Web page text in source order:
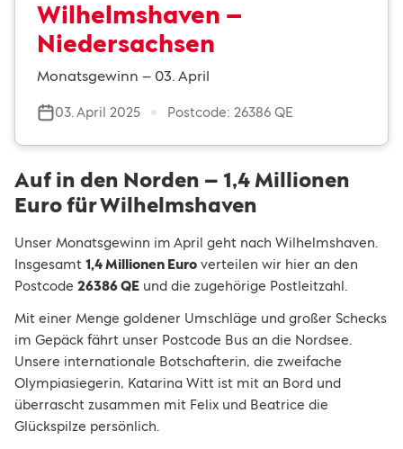
Wilhelmshaven –
Niedersachsen
Monatsgewinn – 03. April
03. April 2025 Postcode: 26386 QE
Auf in den Norden – 1,4 Millionen
Euro für Wilhelmshaven
Unser Monatsgewinn im April geht nach Wilhelmshaven.
Insgesamt 1,4 Millionen Euro verteilen wir hier an den
Postcode 26386 QE und die zugehörige Postleitzahl.
Mit einer Menge goldener Umschläge und großer Schecks
im Gepäck fährt unser Postcode Bus an die Nordsee.
Unsere internationale Botschafterin, die zweifache
Olympiasiegerin, Katarina Witt ist mit an Bord und
überrascht zusammen mit Felix und Beatrice die
Glückspilze persönlich.